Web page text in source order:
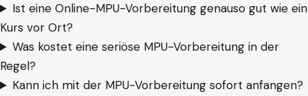
Ist eine Online-MPU-Vorbereitung genauso gut wie ein
Kurs vor Ort?
Was kostet eine seriöse MPU-Vorbereitung in der
Regel?
Kann ich mit der MPU-Vorbereitung sofort anfangen?